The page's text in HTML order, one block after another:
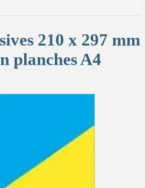
210 x 297 mm
planches A4